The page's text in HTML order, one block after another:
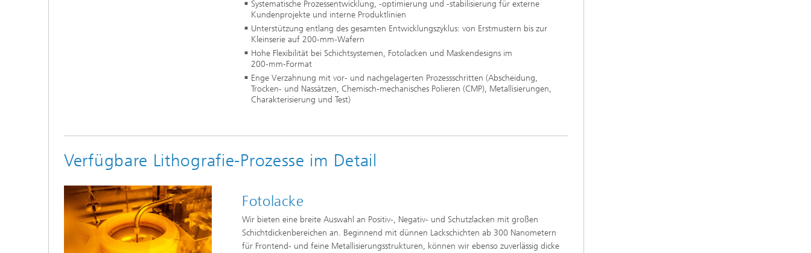
Systematische Prozessentwicklung, -optimierung und -stabilisierung für externe
Kundenprojekte und interne Produktlinien
Unterstützung entlang des gesamten Entwicklungszyklus: von Erstmustern bis zur
Kleinserie auf 200‑mm‑Wafern
Hohe Flexibilität bei Schichtsystemen, Fotolacken und Maskendesigns im
200‑mm‑Format
Enge Verzahnung mit vor- und nachgelagerten Prozessschritten (Abscheidung,
Trocken- und Nassätzen, Chemisch-mechanisches Polieren (CMP), Metallisierungen,
Charakterisierung und Test)
Verfügbare Lithografie-Prozesse im Detail
Fotolacke
Wir bieten eine breite Auswahl an Positiv-, Negativ- und Schutzlacken mit großen
Schichtdickenbereichen an. Beginnend mit dünnen Lackschichten ab 300 Nanometern
für Frontend- und feine Metallisierungsstrukturen, können wir ebenso zuverlässig dicke